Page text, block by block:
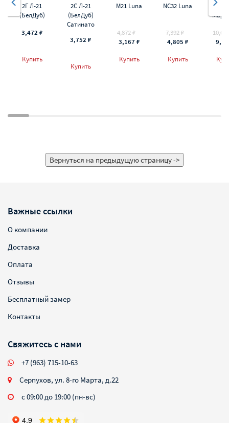
2Г Л-21
(БелДуб)
3,472 ₽
Купить
2С Л-21
(БелДуб)
Сатинато
3,752 ₽
Купить
M21 Luna
4,872 ₽
3,167 ₽
Купить
NC32 Luna
7,392 ₽
4,805 ₽
Купить
NC33
Важные ссылки
О компании
Доставка
Оплата
Отзывы
Бесплатный замер
Контакты
Свяжитесь с нами
+7 (963) 715-10-63
Серпухов, ул. 8-го Марта, д.22
с 09:00 до 19:00 (пн-вс)